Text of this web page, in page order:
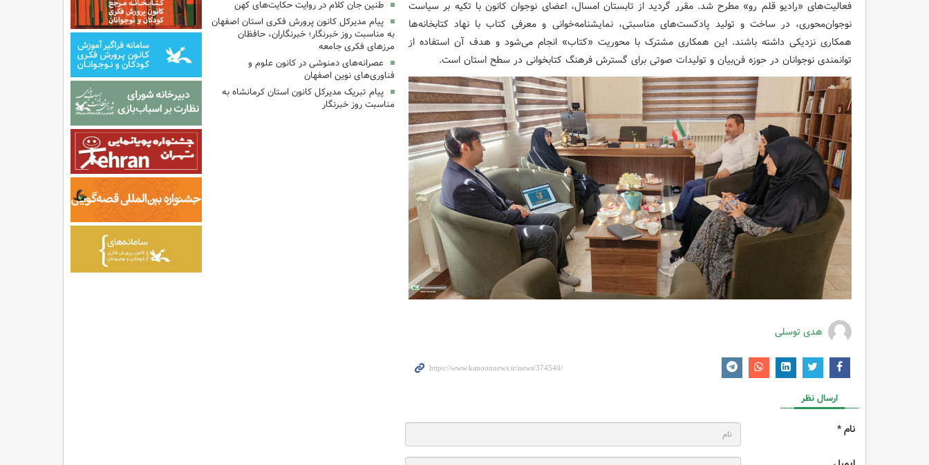
فعالیت‌های «رادیو قلم رو» مطرح شد. مقرر گردید از تابستان امسال، اعضای نوجوان کانون با تکیه بر سیاست
نوجوان‌محوری، در ساخت و تولید پادکست‌های مناسبتی، نمایشنامه‌خوانی و معرفی کتاب با نهاد کتابخانه‌ها
همکاری نزدیکی داشته باشند. این همکاری مشترک با محوریت «کتاب» انجام می‌شود و هدف آن استفاده از
توانمندی نوجوانان در حوزه فن‌بیان و تولیدات صوتی برای گسترش فرهنگ کتابخوانی در سطح استان است.
هدی توسلی
ارسال نظر
نام *
طنین جان کلام در روایت حکایت‌های کهن
پیام مدیرکل کانون پرورش فکری استان اصفهان
به مناسبت روز خبرنگار؛ خبرنگاران، حافظان
مرزهای فکری جامعه
عصرانه‌های دمنوشی در کانون علوم و
فناوری‌های نوین اصفهان
پیام تبریک مدیرکل کانون استان کرمانشاه به
مناسبت روز خبرنگار